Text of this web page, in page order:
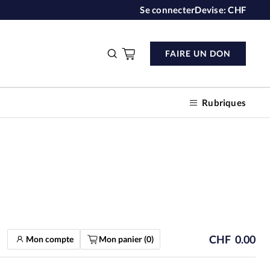
Se connecterDevise:CHF
Rubriques
FAIRE UN DON
Mon compte Mon panier (0) CHF 0.00